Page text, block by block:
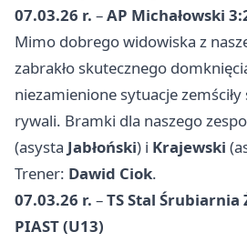
07.03.26 r. –AP Michałowski
Mimo dobrego widowiska z
zabrakło skutecznego
niezamienione sytuacje
rywali. Bramki dla naszego
(asysta Jabłoński) i Krajewski
Trener: Dawid Ciok.
07.03.26 r. –TS Stal Śrubiarnia
PIAST (U13)